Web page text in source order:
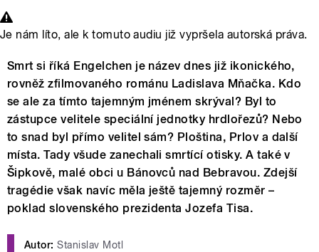
Je nám líto, ale k tomuto audiu již vypršela autorská práva.
Smrt si říká Engelchen je název dnes již ikonického,
rovněž zfilmovaného románu Ladislava Mňačka. Kdo
se ale za tímto tajemným jménem skrýval? Byl to
zástupce velitele speciální jednotky hrdlořezů? Nebo
to snad byl přímo velitel sám? Ploština, Prlov a další
místa. Tady všude zanechali smrtící otisky. A také v
Šipkově, malé obci u Bánovců nad Bebravou. Zdejší
tragédie však navíc měla ještě tajemný rozměr –
poklad slovenského prezidenta Jozefa Tisa.
Autor: Stanislav Motl